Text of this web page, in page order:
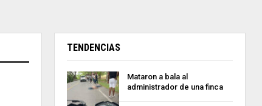
TENDENCIAS
Mataron a bala al
administrador de una finca